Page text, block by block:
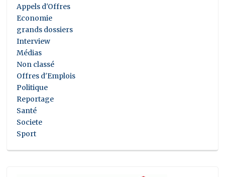
Appels d'Offres
Economie
grands dossiers
Interview
Médias
Non classé
Offres d'Emplois
Politique
Reportage
Santé
Societe
Sport